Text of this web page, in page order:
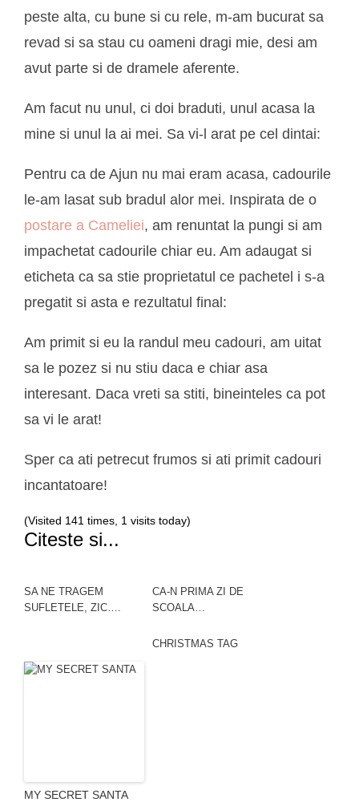
peste alta, cu bune si cu rele, m-am bucurat sa
revad si sa stau cu oameni dragi mie, desi am
avut parte si de dramele aferente.
Am facut nu unul, ci doi braduti, unul acasa la
mine si unul la ai mei. Sa vi-l arat pe cel dintai:
Pentru ca de Ajun nu mai eram acasa, cadourile
le-am lasat sub bradul alor mei. Inspirata de o
postare a Cameliei, am renuntat la pungi si am
impachetat cadourile chiar eu. Am adaugat si
eticheta ca sa stie proprietatul ce pachetel i s-a
pregatit si asta e rezultatul final:
Am primit si eu la randul meu cadouri, am uitat
sa le pozez si nu stiu daca e chiar asa
interesant. Daca vreti sa stiti, bineinteles ca pot
sa vi le arat!
Sper ca ati petrecut frumos si ati primit cadouri
incantatoare!
(Visited 141 times, 1 visits today)
Citeste si...
SA NE TRAGEM
SUFLETELE, ZIC….
CA-N PRIMA ZI DE
SCOALA…
MY SECRET SANTA
CHRISTMAS TAG